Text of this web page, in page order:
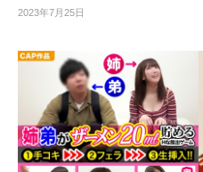
2023年7月25日